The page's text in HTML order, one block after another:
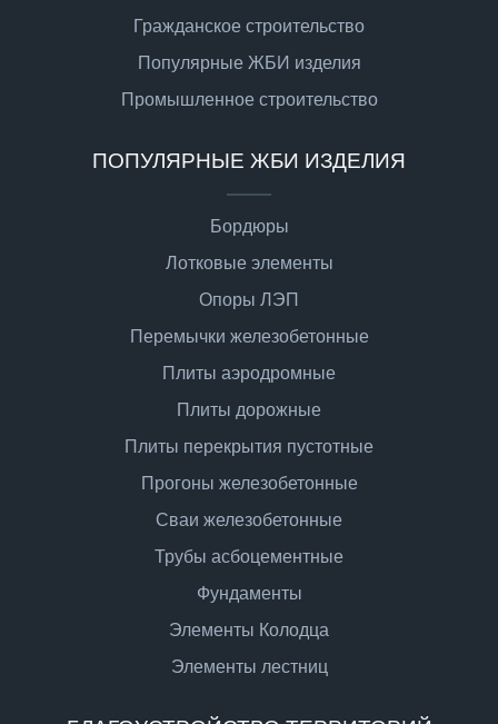
Гражданское строительство
Популярные ЖБИ изделия
Промышленное строительство
ПОПУЛЯРНЫЕ ЖБИ ИЗДЕЛИЯ
Бордюры
Лотковые элементы
Опоры ЛЭП
Перемычки железобетонные
Плиты аэродромные
Плиты дорожные
Плиты перекрытия пустотные
Прогоны железобетонные
Сваи железобетонные
Трубы асбоцементные
Фундаменты
Элементы Колодца
Элементы лестниц